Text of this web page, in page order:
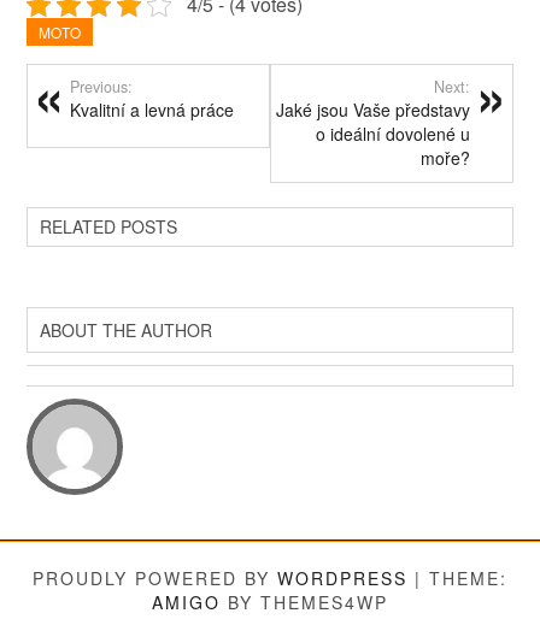
MOTO
Previous:
Kvalitní a levná práce
Next:
Jaké jsou Vaše představy
o ideální dovolené u
moře?
RELATED POSTS
ABOUT THE AUTHOR
PROUDLY POWERED BY WORDPRESS | THEME:
AMIGO BY THEMES4WP